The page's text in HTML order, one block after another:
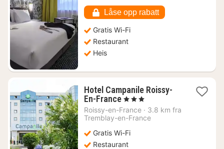
Låse opp rabatt
Gratis Wi-Fi
Restaurant
Heis
Hotel Campanile Roissy-
En-France1
natt
fra
kr.
, 3 Stjerner
Roissy-en-France · 3.8 km fra
Tremblay-en-France
Gratis Wi-Fi
Restaurant